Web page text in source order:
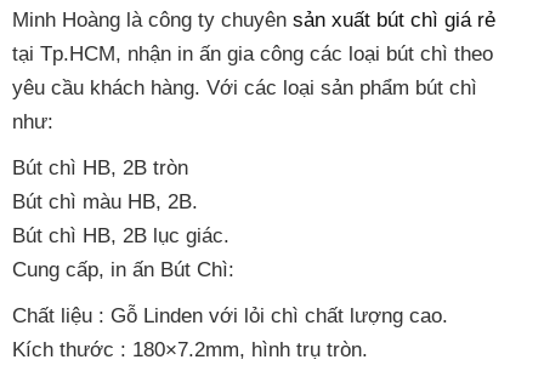
Minh Hoàng là công ty chuyên sản xuất bút chì giá rẻ
tại Tp.HCM, nhận in ấn gia công các loại bút chì theo
yêu cầu khách hàng. Với các loại sản phẩm bút chì
như:
Bút chì HB, 2B tròn
Bút chì màu HB, 2B.
Bút chì HB, 2B lục giác.
Cung cấp, in ấn Bút Chì:
Chất liệu : Gỗ Linden với lỏi chì chất lượng cao.
Kích thước : 180×7.2mm, hình trụ tròn.